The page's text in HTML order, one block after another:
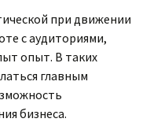
при движении
с аудиториями,
опыт. В таких
главным
бизнеса.